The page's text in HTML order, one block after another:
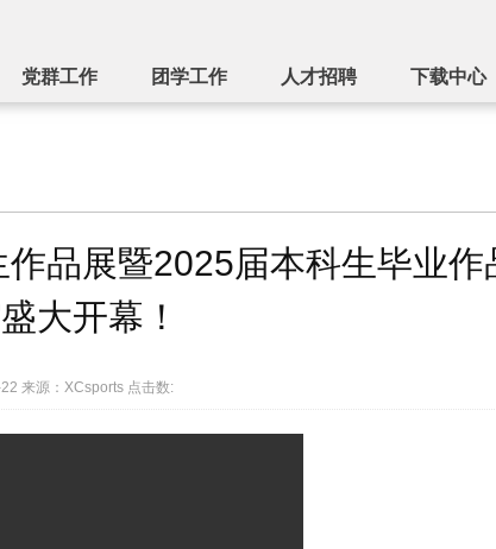
党群工作 团学工作 人才招聘 下载中心
品展暨2025届本科生毕业
大开幕！
来源：XCsports 点击数: